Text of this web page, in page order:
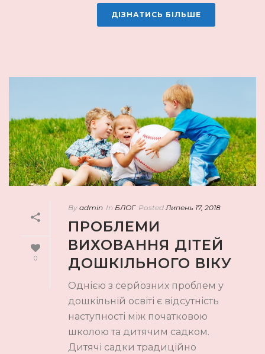
ДІЗНАТИСЬ БІЛЬШЕ
0
By admin In БЛОГ Posted Липень 17, 2018
ПРОБЛЕМИ
ВИХОВАННЯ ДІТЕЙ
ДОШКІЛЬНОГО ВІКУ
Однією з серйозних проблем у
дошкільній освіті є відсутність
наступності між початковою
школою та дитячим садком.
Дитячі садки традиційно